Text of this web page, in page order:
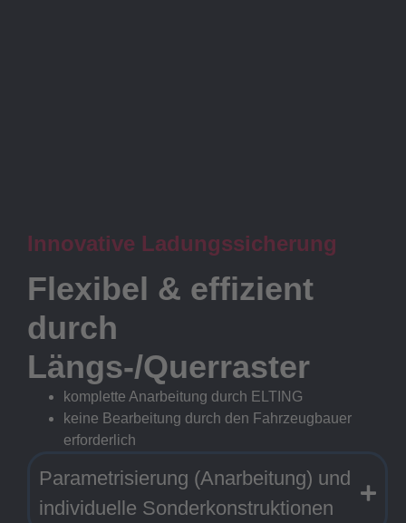
Innovative Ladungssicherung
Flexibel & effizient
durch
Längs-/Querraster
komplette Anarbeitung durch ELTING
keine Bearbeitung durch den Fahrzeugbauer
erforderlich
Parametrisierung (Anarbeitung) und
individuelle Sonderkonstruktionen